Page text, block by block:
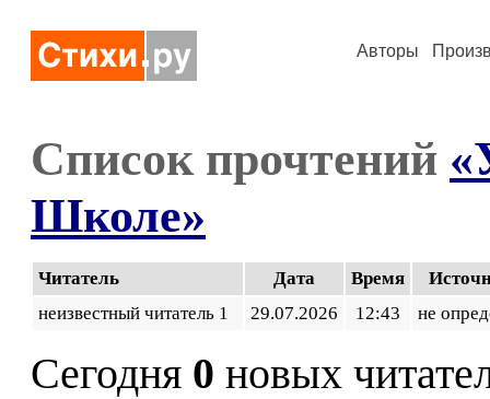
Авторы
Список прочтений
Школе»
Читатель Дата Время
неизвестный читатель 1
29.07.2026 12:43 не
Сегодня 0 новых